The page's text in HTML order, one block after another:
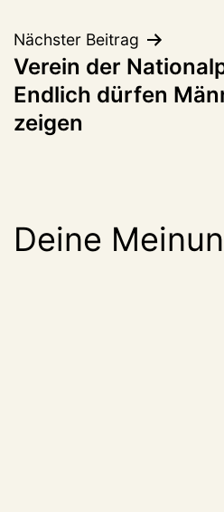
Nächster Beitrag
Verein der
Endlich dürfen
zeigen
Deine